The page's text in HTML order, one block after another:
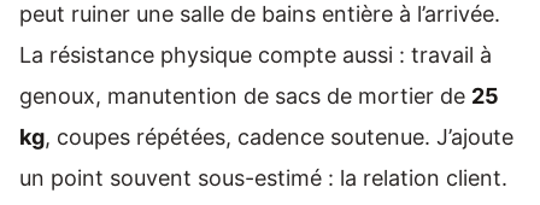
peut ruiner une salle de bains entière à l’arrivée.
La résistance physique compte aussi : travail à
genoux, manutention de sacs de mortier de 25
kg, coupes répétées, cadence soutenue. J’ajoute
un point souvent sous-estimé : la relation client.